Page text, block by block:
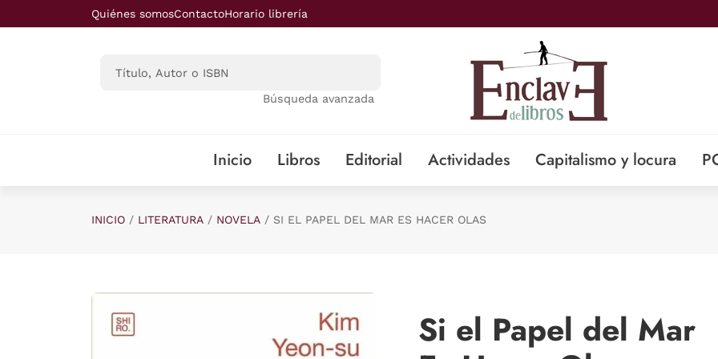
Saltar al contenido principal
Quiénes somosContactoHorario librería
Búsqueda avanzada
Inicio Libros Editorial Actividades Capitalismo y locura
INICIO LITERATURA NOVELA SI EL PAPEL DEL MAR ES HACER OLAS
Si el Papel del Mar